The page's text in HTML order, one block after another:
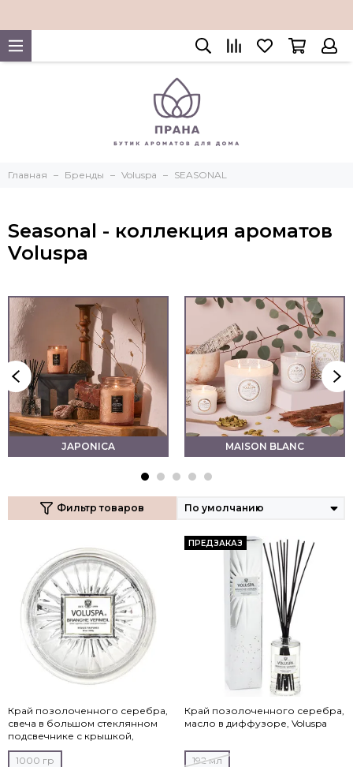
Главная Бренды Voluspa SEASONAL
Seasonal - коллекция ароматов
Voluspa
JAPONICA MAISON BLANC
Фильтр товаров
Край позолоченного серебра,
свеча в большом стеклянном
подсвечнике с крышкой,
Voluspa
1000 гр
ПРЕДЗАКАЗ
Край позолоченного серебра,
масло в диффузоре, Voluspa
192 мл